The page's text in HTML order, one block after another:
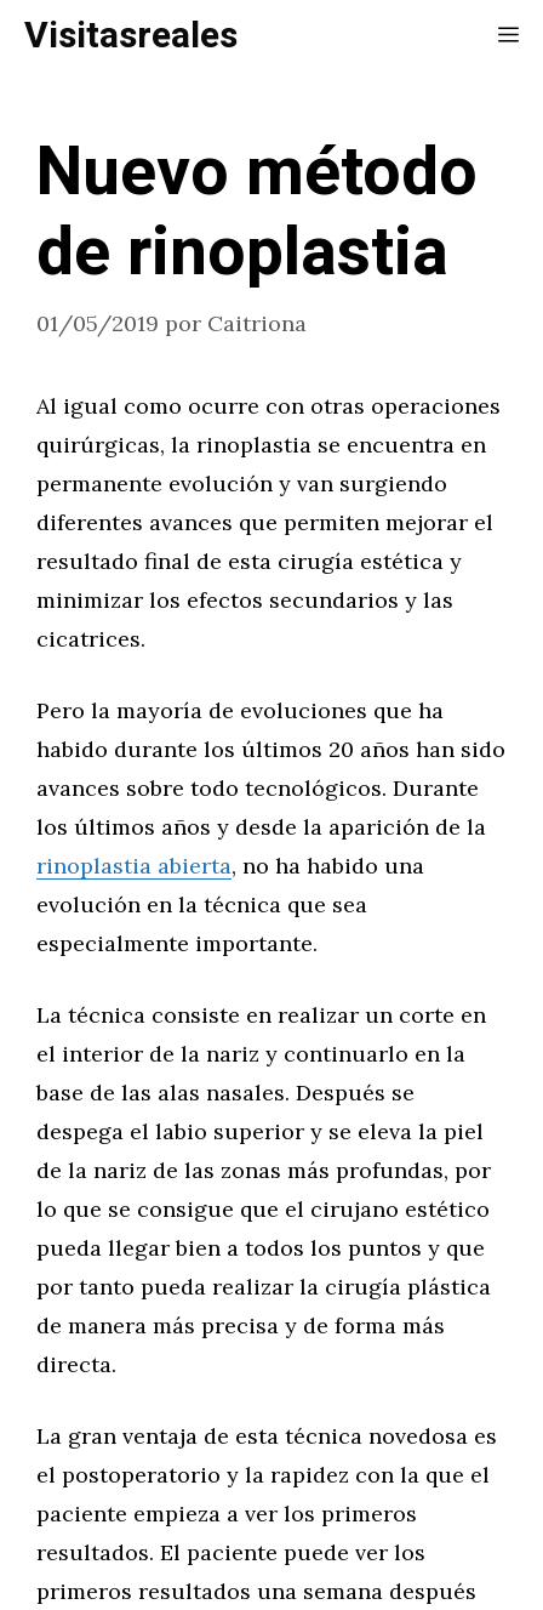
Saltar
Visitasreales
Nuevo método
de rinoplastia
01/05/2019 por Caitriona
Al igual como ocurre con otras operaciones
quirúrgicas, la rinoplastia se encuentra en
permanente evolución y van surgiendo
diferentes avances que permiten mejorar el
resultado final de esta cirugía estética y
minimizar los efectos secundarios y las
cicatrices.
Pero la mayoría de evoluciones que ha
habido durante los últimos 20 años han sido
avances sobre todo tecnológicos. Durante
los últimos años y desde la aparición de la
rinoplastia abierta, no ha habido una
evolución en la técnica que sea
especialmente importante.
La técnica consiste en realizar un corte en
el interior de la nariz y continuarlo en la
base de las alas nasales. Después se
despega el labio superior y se eleva la piel
de la nariz de las zonas más profundas, por
lo que se consigue que el cirujano estético
pueda llegar bien a todos los puntos y que
por tanto pueda realizar la cirugía plástica
de manera más precisa y de forma más
directa.
La gran ventaja de esta técnica novedosa es
el postoperatorio y la rapidez con la que el
paciente empieza a ver los primeros
resultados. El paciente puede ver los
primeros resultados una semana después